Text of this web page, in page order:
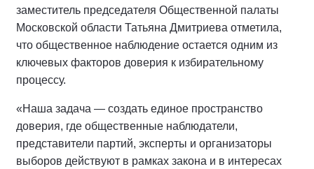
заместитель председателя Общественной палаты
Московской области Татьяна Дмитриева отметила,
что общественное наблюдение остается одним из
ключевых факторов доверия к избирательному
процессу.
«Наша задача — создать единое пространство
доверия, где общественные наблюдатели,
представители партий, эксперты и организаторы
выборов действуют в рамках закона и в интересах